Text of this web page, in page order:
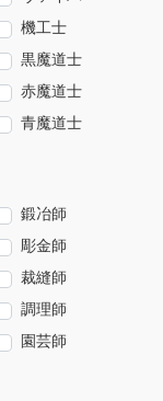
機工士
黒魔道士
赤魔道士
青魔道士
鍛冶師
彫金師
裁縫師
調理師
園芸師